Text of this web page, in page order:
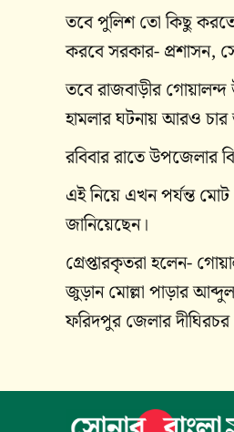
তবে পুলিশ তো কিছু করতে
করবে সরকার- প্রশাসন,
তবে রাজবাড়ীর
হামলার ঘটনায় আরও চার
রবিবার রা‌তে উপ‌জেলার
এই নিয়ে এখন পর্যন্ত
জানিয়েছেন।
গ্রেপ্তারকৃতরা হলেন-
জুড়ান মোল্লা পাড়ার
ফ‌রিদপুর জেলার